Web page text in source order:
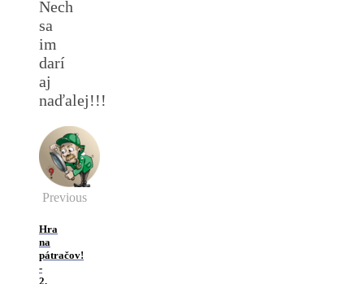
Nech
sa
im
darí
aj
naďalej!!!
Previous
Hra
na
pátračov!
-
2.